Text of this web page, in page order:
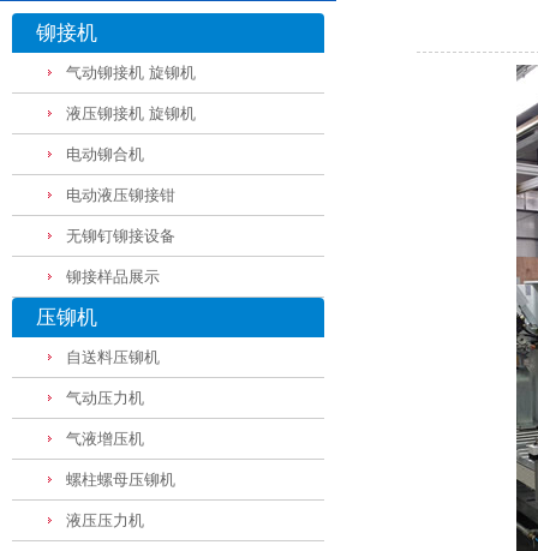
铆接机
气动铆接机 旋铆机
液压铆接机 旋铆机
电动铆合机
电动液压铆接钳
无铆钉铆接设备
铆接样品展示
压铆机
自送料压铆机
气动压力机
气液增压机
螺柱螺母压铆机
液压压力机